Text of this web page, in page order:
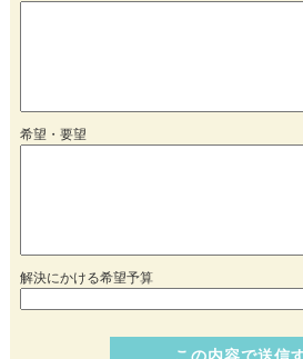
希望・要望
解決にかける希望予算